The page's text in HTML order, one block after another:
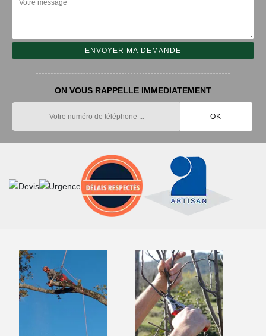
ON VOUS RAPPELLE IMMEDIATEMENT